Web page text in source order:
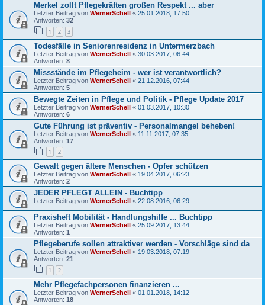
Merkel zollt Pflegekräften großen Respekt ... aber
Letzter Beitrag von WernerSchell « 25.01.2018, 17:50
Antworten: 32
1 2 3
Todesfälle in Seniorenresidenz in Untermerzbach
Letzter Beitrag von WernerSchell « 30.03.2017, 06:44
Antworten: 8
Missstände im Pflegeheim - wer ist verantwortlich?
Letzter Beitrag von WernerSchell « 21.12.2016, 07:44
Antworten: 5
Bewegte Zeiten in Pflege und Politik - Pflege Update 2017
Letzter Beitrag von WernerSchell « 01.03.2017, 10:30
Antworten: 6
Gute Führung ist präventiv - Personalmangel beheben!
Letzter Beitrag von WernerSchell « 11.11.2017, 07:35
Antworten: 17
1 2
Gewalt gegen ältere Menschen - Opfer schützen
Letzter Beitrag von WernerSchell « 19.04.2017, 06:23
Antworten: 2
JEDER PFLEGT ALLEIN - Buchtipp
Letzter Beitrag von WernerSchell « 22.08.2016, 06:29
Praxisheft Mobilität - Handlungshilfe ... Buchtipp
Letzter Beitrag von WernerSchell « 25.09.2017, 13:44
Antworten: 1
Pflegeberufe sollen attraktiver werden - Vorschläge sind da
Letzter Beitrag von WernerSchell « 19.03.2018, 07:19
Antworten: 21
1 2
Mehr Pflegefachpersonen finanzieren ...
Letzter Beitrag von WernerSchell « 01.01.2018, 14:12
Antworten: 18